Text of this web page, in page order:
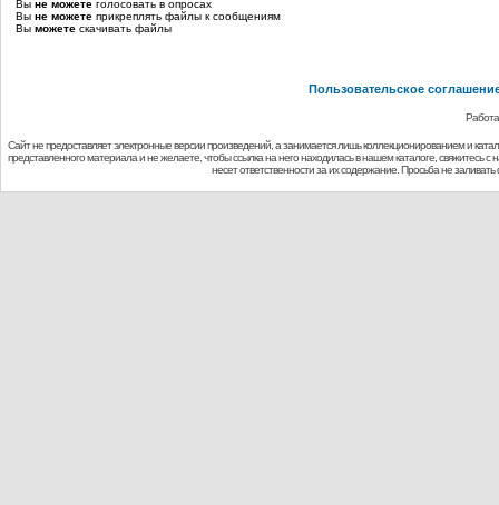
Вы не можете голосовать в опросах
Вы не можете прикреплять файлы к сообщениям
Вы можете скачивать файлы
Пользовательское
Сайт не предоставляет электронные версии произведений, а занимается лишь коллекционированием и
представленного материала и не желаете, чтобы ссылка на него находилась в нашем каталоге,
несет ответственности за их содержание. Просьба не